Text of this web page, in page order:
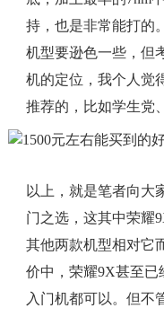
持，也是非常能打的
机型要逊色一些，但
机的定位，我个人觉
推荐的，比如学生党
以上，就是笔者向大
门之选，这其中荣耀
其他两款机型相对它
价中，荣耀9X甚至已
入门机都可以。但不